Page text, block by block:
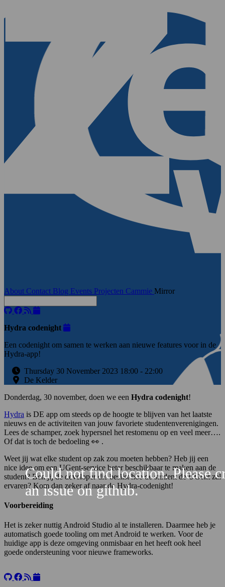
About Contact Blog Events Projecten Cammie Mirror
Hydra codenight
Een codenight om samen te werken aan nieuwe features voor in de
Hydra-app!
Thursday 30 November 2023 18:00 - 22:00
De Kelder
Donderdag, 30 november, doen we een Hydra codenight!
Hydra is DE app om steeds op de hoogte te blijven van het laatste
nieuws en de activiteiten van jouw favoriete studentenverenigingen.
Lees de schamper, zoek hypersnel het restomenu op en veel meer….
Of dat is toch de bedoeling 👀 .
Weet jij wat elke student op zak zou moeten hebben? Heb jij een
nice idee om een UGent-service beter beschikbaar te maken aan de
student? Ben jij de developer die beslist hoe de student de UGent zal
ervaren? Kom dan zeker af naar de Hydra-codenight!
Voorbereiding
Het is zeker nuttig Android Studio al te installeren. Daarmee heb je
automatisch goede tooling om met Android te werken. Voor de
huidige app is deze omgeving onmisbaar en het heeft ook heel
goede ondersteuning voor nieuwe frameworks.
Could not find location. Please
an issue on github.
+